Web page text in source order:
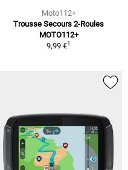
Moto112+
Trousse Secours 2-Roules
MOTO112+
9,99 €1